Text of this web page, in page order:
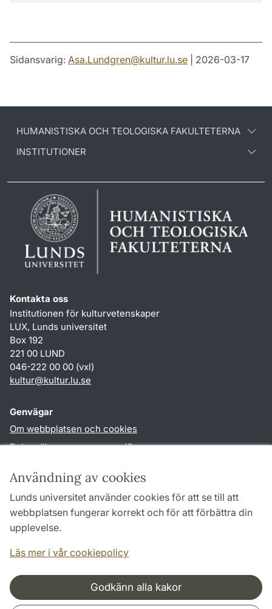
Användning av cookies
Lunds universitet använder cookies för att se till att
webbplatsen fungerar korrekt och för att förbättra din
upplevelse.
Läs mer i vår cookiepolicy
Godkänn alla kakor
Sidansvarig: Asa.Lundgren@kultur.lu.se | 2026-03-17
HUMANISTISKA OCH TEOLOGISKA FAKULTETERNA
INSTITUTIONER
Kontakta oss
Institutionen för kulturvetenskaper
LUX, Lunds universitet
Box 192
221 00 LUND
046-222 00 00 (vxl)
kultur@kultur.lu.se
Genvägar
Om webbplatsen och cookies
Behandling av personuppgifter
TYPO3-login
Följ oss i sociala medier
Samarbeten och nätverk